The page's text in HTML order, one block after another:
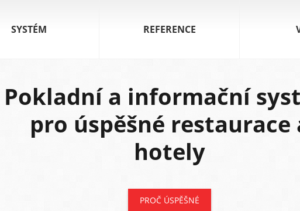
SYSTÉM REFERENCE
Pokladní a informační
pro úspěšné restaurace
hotely
PROČ ÚSPĚŠNÉ